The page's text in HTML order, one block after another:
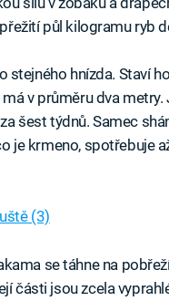
půl kilogramu ryb
stejného hnízda. Staví
v průměru dva metry.
šest týdnů. Samec
je krmeno, spotřebuje
(3)
se táhne na
části jsou zcela